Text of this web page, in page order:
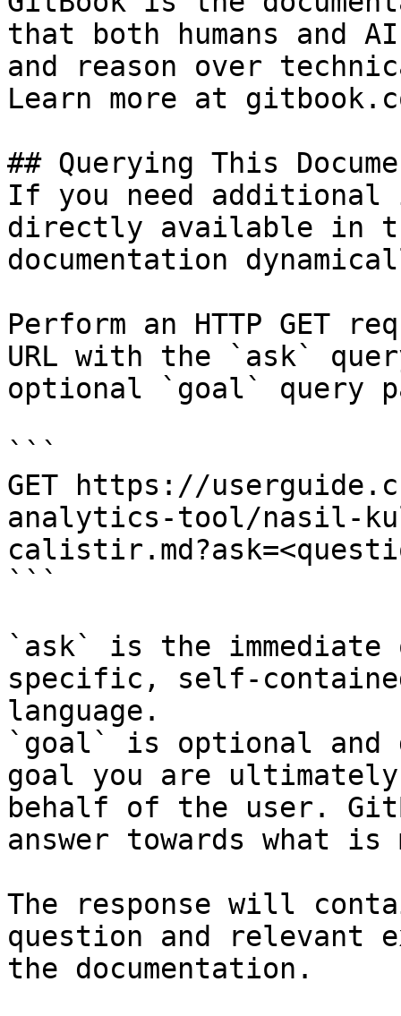
that both humans and
and reason over
Learn more at
## Querying This
If you need
directly available in
documentation
Perform an HTTP GET
URL with the `ask`
optional `goal` query
```
GET https://
analytics-tool/nasil-
```
`ask` is the
specific, self-
language.
`goal` is optional and
goal you are
behalf of the user.
answer towards what
The response will
question and relevant
the documentation.